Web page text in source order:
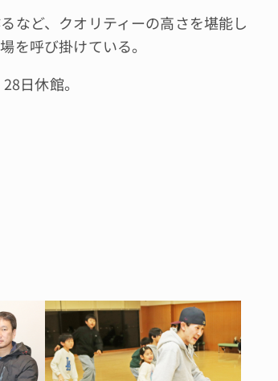
など、クオリティーの高さを堪能し
を呼び掛けている。
日休館。